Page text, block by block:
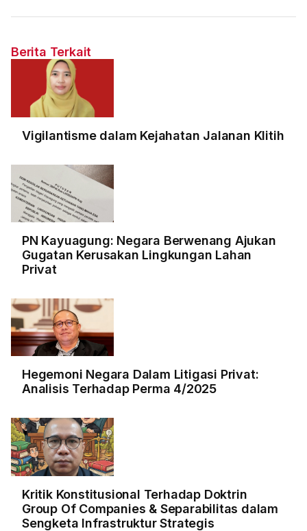
Berita Terkait
Vigilantisme dalam Kejahatan Jalanan Klitih
PN Kayuagung: Negara Berwenang Ajukan
Gugatan Kerusakan Lingkungan Lahan
Privat
Hegemoni Negara Dalam Litigasi Privat:
Analisis Terhadap Perma 4/2025
Kritik Konstitusional Terhadap Doktrin
Group Of Companies & Separabilitas dalam
Sengketa Infrastruktur Strategis